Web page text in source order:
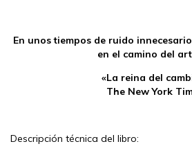
En unos tiempos de ruido
en el camino del
«La reina del
The New York
Descripción técnica del libro: